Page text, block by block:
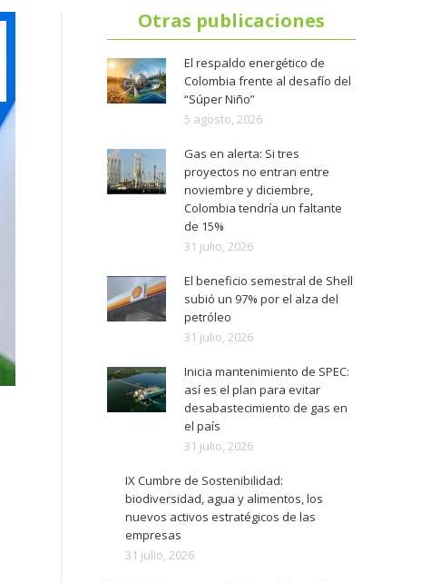
Otras publicaciones
El respaldo energético de
Colombia frente al desafío del
“Súper Niño”
5 agosto, 2026
Gas en alerta: Si tres
proyectos no entran entre
noviembre y diciembre,
Colombia tendría un faltante
de 15%
31 julio, 2026
El beneficio semestral de Shell
subió un 97% por el alza del
petróleo
31 julio, 2026
Inicia mantenimiento de SPEC:
así es el plan para evitar
desabastecimiento de gas en
el país
31 julio, 2026
IX Cumbre de Sostenibilidad:
biodiversidad, agua y alimentos, los
nuevos activos estratégicos de las
empresas
31 julio, 2026